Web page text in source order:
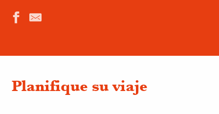
Planifique su viaje